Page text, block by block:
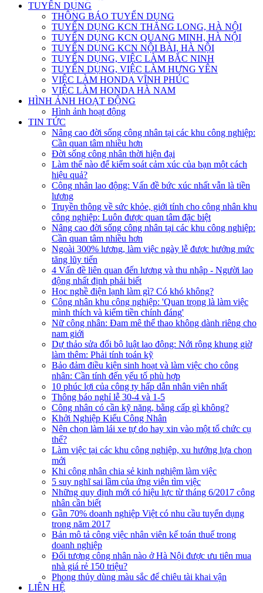
TUYỂN DỤNG
THÔNG BÁO TUYỂN DỤNG
TUYỂN DỤNG KCN THĂNG LONG, HÀ NỘI
TUYỂN DỤNG KCN QUANG MINH, HÀ NỘI
TUYỂN DỤNG KCN NỘI BÀI, HÀ NỘI
TUYỂN DỤNG, VIỆC LÀM BẮC NINH
TUYỂN DỤNG, VIỆC LÀM HƯNG YÊN
VIỆC LÀM HONDA VĨNH PHÚC
VIỆC LÀM HONDA HÀ NAM
HÌNH ẢNH HOẠT ĐỘNG
Hình ảnh hoạt động
TIN TỨC
Nâng cao đời sống công nhân tại các khu công nghiệp:
Cần quan tâm nhiều hơn
Đời sống công nhân thời hiện đại
Làm thế nào để kiểm soát cảm xúc của bạn một cách
hiệu quả?
Công nhân lao động: Vấn đề bức xúc nhất vẫn là tiền
lương
Truyền thông về sức khỏe, giới tính cho công nhân khu
công nghiệp: Luôn được quan tâm đặc biệt
Nâng cao đời sống công nhân tại các khu công nghiệp:
Cần quan tâm nhiều hơn
Ngoài 300% lương, làm việc ngày lễ được hưởng mức
tăng lũy tiến
4 Vấn đề liên quan đến lương và thu nhập - Người lao
động nhất định phải biết
Học nghề điện lạnh làm gì? Có khó không?
Công nhân khu công nghiệp: 'Quan trọng là làm việc
mình thích và kiếm tiền chính đáng'
Nữ công nhân: Đam mê thể thao không dành riêng cho
nam giới
Dự thảo sửa đổi bộ luật lao động: Nới rộng khung giờ
làm thêm: Phải tính toán kỹ
Bảo đảm điều kiện sinh hoạt và làm việc cho công
nhân: Cần tính đến yếu tố phù hợp
10 phúc lợi của công ty hấp dẫn nhân viên nhất
Thông báo nghỉ lễ 30-4 và 1-5
Công nhân có cần kỹ năng, bằng cấp gì không?
Khởi Nghiệp Kiểu Công Nhân
Nên chọn làm lái xe tự do hay xin vào một tổ chức cụ
thể?
Làm việc tại các khu công nghiệp, xu hướng lựa chọn
mới
Khi công nhân chia sẻ kinh nghiệm làm việc
5 suy nghĩ sai lầm của ứng viên tìm việc
Những quy định mới có hiệu lực từ tháng 6/2017 công
nhân cần biết
Gần 70% doanh nghiệp Việt có nhu cầu tuyển dụng
trong năm 2017
Bản mô tả công việc nhân viên kế toán thuế trong
doanh nghiệp
Đối tượng công nhân nào ở Hà Nội được ưu tiên mua
nhà giá rẻ 150 triệu?
Phong thủy dùng màu sắc để chiêu tài khai vận
LIÊN HỆ